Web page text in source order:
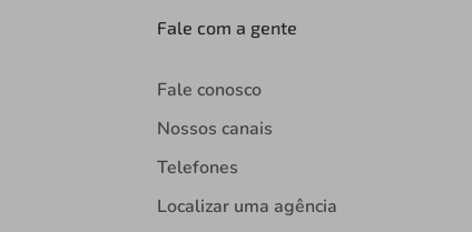
Fale com a gente
Fale conosco
Nossos canais
Telefones
Localizar uma agência